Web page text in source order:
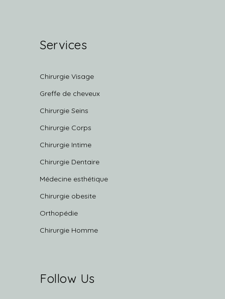
Services
Chirurgie Visage
Greffe de cheveux
Chirurgie Seins
Chirurgie Corps
Chirurgie Intime
Chirurgie Dentaire
Médecine esthétique
Chirurgie obesite
Orthopédie
Chirurgie Homme
Follow Us